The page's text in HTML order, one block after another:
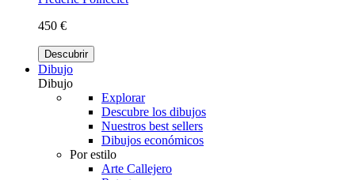
450 €
Descubrir
Dibujo
Dibujo
Explorar
Descubre los dibujos
Nuestros best sellers
Dibujos económicos
Por estilo
Arte Callejero